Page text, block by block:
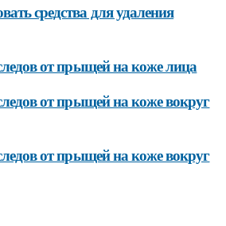
средства для удаления
от прыщей на коже лица
от прыщей на коже вокруг
от прыщей на коже вокруг